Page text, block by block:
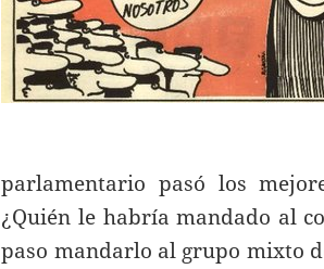
parlamentario pasó los
¿Quién le habría mandado al
paso mandarlo al grupo mixto